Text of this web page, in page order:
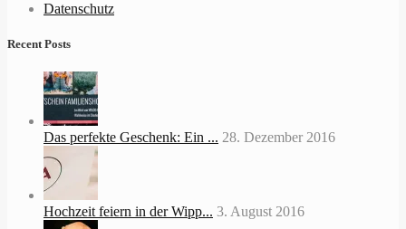
Datenschutz
Recent Posts
Das perfekte Geschenk: Ein ... 28. Dezember 2016
Hochzeit feiern in der Wipp... 3. August 2016